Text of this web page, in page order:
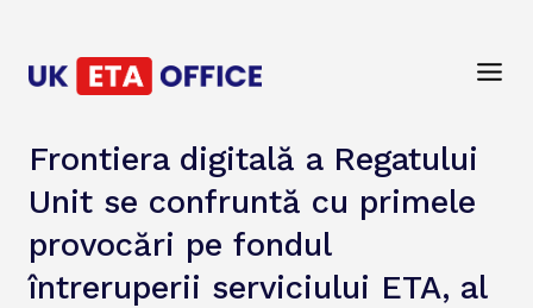
Frontiera digitală a Regatului
Unit se confruntă cu primele
provocări pe fondul
întreruperii serviciului ETA, al